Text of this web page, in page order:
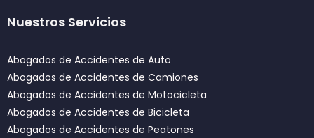
Nuestros Servicios
Abogados de Accidentes de Auto
Abogados de Accidentes de Camiones
Abogados de Accidentes de Motocicleta
Abogados de Accidentes de Bicicleta
Abogados de Accidentes de Peatones